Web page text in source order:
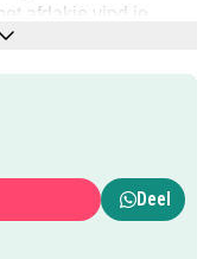
afdakje vind je
bloemsteel. Het
busje doen. De
tot zonsondergang,
op de roze button.
Deel